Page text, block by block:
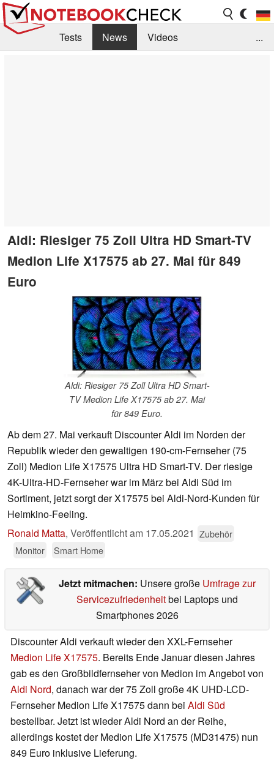
Tests News
Videos
...
Aldi: Riesiger 75 Zoll Ultra HD Smart-TV
Medion Life X17575 ab 27. Mai für 849
Euro
Aldi: Riesiger 75 Zoll Ultra HD Smart-
TV Medion Life X17575 ab 27. Mai
für 849 Euro.
Ab dem 27. Mai verkauft Discounter Aldi im Norden der
Republik wieder den gewaltigen 190-cm-Fernseher (75
Zoll) Medion Life X17575 Ultra HD Smart-TV. Der riesige
4K-Ultra-HD-Fernseher war im März bei Aldi Süd im
Sortiment, jetzt sorgt der X17575 bei Aldi-Nord-Kunden für
Heimkino-Feeling.
Ronald Matta, Veröffentlicht am 17.05.2021 Zubehör
Monitor
Smart Home
Jetzt mitmachen: Unsere große Umfrage zur
Servicezufriedenheitbei Laptops und
Smartphones 2026
Discounter Aldi verkauft wieder den XXL-Fernseher
Medion Life X17575. Bereits Ende Januar diesen Jahres
gab es den Großbildfernseher von Medion im Angebot von
Aldi Nord, danach war der 75 Zoll große 4K UHD-LCD-
Fernseher Medion Life X17575 dann bei Aldi Süd
bestellbar. Jetzt ist wieder Aldi Nord an der Reihe,
allerdings kostet der Medion Life X17575 (MD31475) nun
849 Euro inklusive Lieferung.